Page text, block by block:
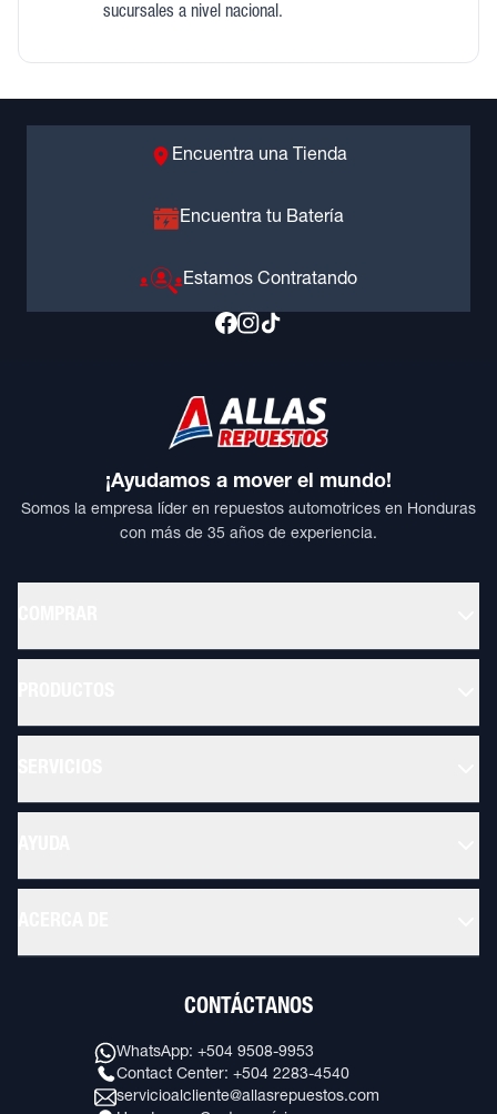
sucursales a nivel nacional.
Encuentra una Tienda
Encuentra tu Batería
Estamos Contratando
¡Ayudamos a mover el mundo!
Somos la empresa líder en repuestos automotrices en Honduras
con más de 35 años de experiencia.
CONTÁCTANOS
WhatsApp: +504 9508-9953
Contact Center: +504 2283-4540
servicioalcliente@allasrepuestos.com